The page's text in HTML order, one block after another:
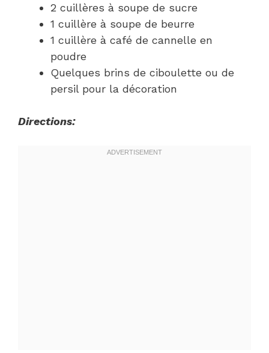
2 cuillères à soupe de sucre
1 cuillère à soupe de beurre
1 cuillère à café de cannelle en
poudre
Quelques brins de ciboulette ou de
persil pour la décoration
Directions: